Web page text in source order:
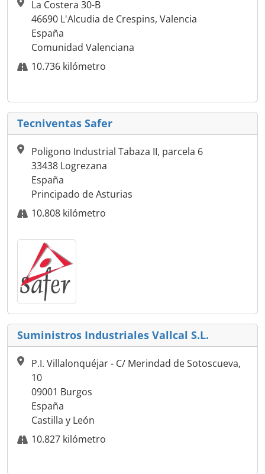
La Costera 30-B
46690 L'Alcudia de Crespins, Valencia
España
Comunidad Valenciana
10.736 kilómetro
Tecniventas Safer
Poligono Industrial Tabaza II, parcela 6
33438 Logrezana
España
Principado de Asturias
10.808 kilómetro
Suministros Industriales Vallcal S.L.
P.I. Villalonquéjar - C/ Merindad de Sotoscueva,
10
09001 Burgos
España
Castilla y León
10.827 kilómetro